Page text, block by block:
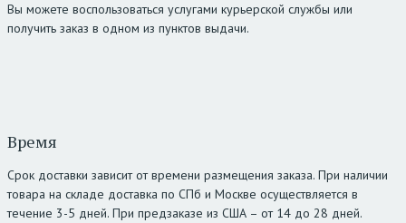
Вы можете воспользоваться услугами курьерской службы или
получить заказ в одном из пунктов выдачи.
Время
Срок доставки зависит от времени размещения заказа. При наличии
товара на складе доставка по СПб и Москве осуществляется в
течение 3-5 дней. При предзаказе из США – от 14 до 28 дней.